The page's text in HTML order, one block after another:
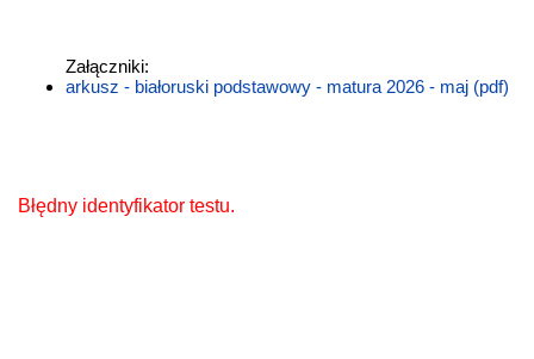
Załączniki:
arkusz - białoruski podstawowy - matura 2026 - maj (pdf)
Błędny identyfikator testu.